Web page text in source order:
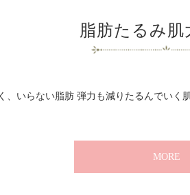
脂肪たるみ肌
、いらない脂肪 弾力も減りたるんでい
MORE